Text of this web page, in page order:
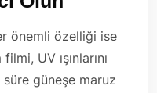
önemli özelliği ise
UV ışınlarını
süre güneşe maruz